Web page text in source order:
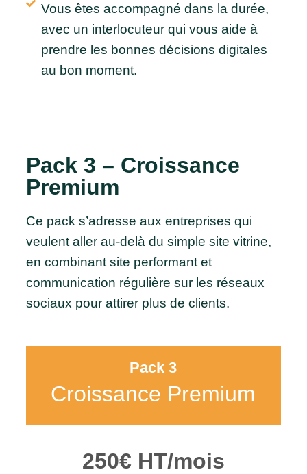
Vous êtes accompagné dans la durée,
avec un interlocuteur qui vous aide à
prendre les bonnes décisions digitales
au bon moment.
Pack 3 – Croissance
Premium
Ce pack s’adresse aux entreprises qui
veulent aller au-delà du simple site vitrine,
en combinant site performant et
communication régulière sur les réseaux
sociaux pour attirer plus de clients.
Pack 3
Croissance Premium
250€ HT/mois